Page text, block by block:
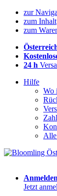
zur
zum Inhalt
zum
24 h
Hilfe
Wo
Anmelden
Jetzt